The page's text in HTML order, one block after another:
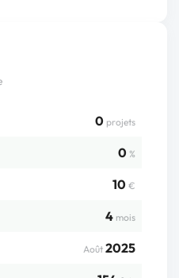
0 projets
0 %
10 €
4 mois
Août 2025